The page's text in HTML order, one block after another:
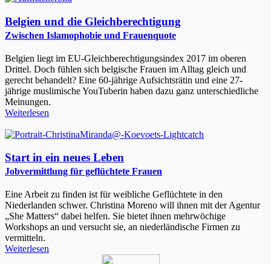
Belgien und die Gleichberechtigung
Zwischen Islamophobie und Frauenquote
Belgien liegt im EU-Gleichberechtigungsindex 2017 im oberen
Drittel. Doch fühlen sich belgische Frauen im Alltag gleich und
gerecht behandelt? Eine 60-jährige Aufsichtsrätin und eine 27-
jährige muslimische YouTuberin haben dazu ganz unterschiedliche
Meinungen.
Weiterlesen
Start in ein neues Leben
Jobvermittlung für geflüchtete Frauen
Eine Arbeit zu finden ist für weibliche Geflüchtete in den
Niederlanden schwer. Christina Moreno will ihnen mit der Agentur
„She Matters“ dabei helfen. Sie bietet ihnen mehrwöchige
Workshops an und versucht sie, an niederländische Firmen zu
vermitteln.
Weiterlesen